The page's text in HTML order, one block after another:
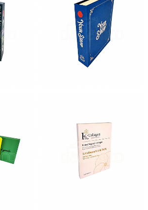
유어스탬프
케이콜라겐 마스크팩